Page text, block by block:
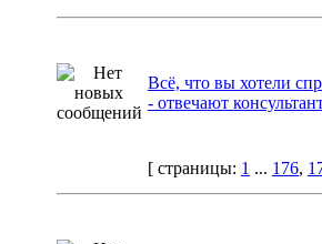
Всё, что вы хотели
- отвечают
[ страницы: 1 ... 176,